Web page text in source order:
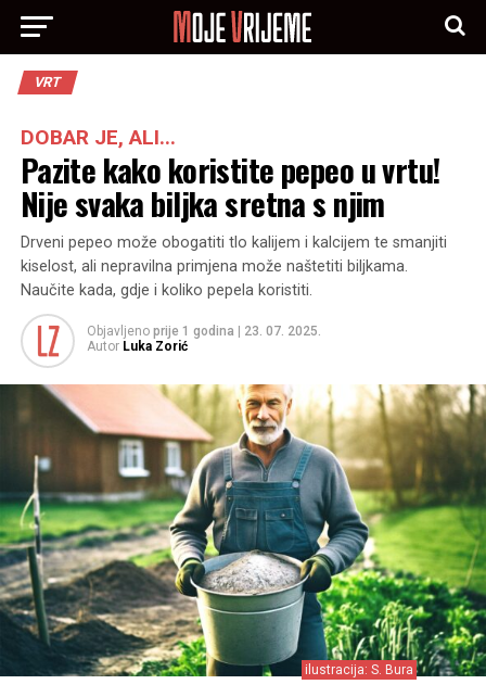
VRT
DOBAR JE, ALI...
Pazite kako koristite pepeo u vrtu!
Nije svaka biljka sretna s njim
Drveni pepeo može obogatiti tlo kalijem i kalcijem te smanjiti
kiselost, ali nepravilna primjena može naštetiti biljkama.
Naučite kada, gdje i koliko pepela koristiti.
Objavljeno prije 1 godina
23. 07. 2025.
Autor Luka Zorić
ilustracija: S. Bura